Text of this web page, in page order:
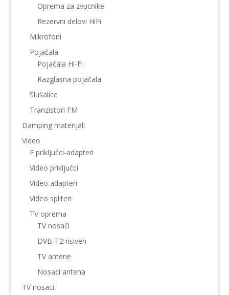
Oprema za zvucnike
Rezervni delovi HiFi
Mikrofoni
Pojačala
Pojačala Hi-Fi
Razglasna pojačala
Slušalice
Tranzistori FM
Damping materijali
Video
F priključci-adapteri
Video priključci
Video adapteri
Video spliteri
TV oprema
TV nosači
DVB-T2 risiveri
TV antene
Nosaci antena
TV nosaci